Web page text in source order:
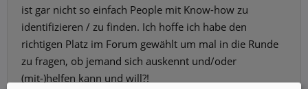
ist gar nicht so einfach People mit Know-how zu
identifizieren / zu finden. Ich hoffe ich habe den
richtigen Platz im Forum gewählt um mal in die Runde
zu fragen, ob jemand sich auskennt und/oder
(mit-)helfen kann und will?!